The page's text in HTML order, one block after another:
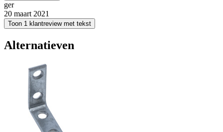
ger
20 maart 2021
Toon 1 klantreview met tekst
Alternatieven